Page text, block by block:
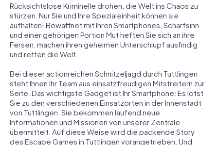
Rücksichtslose Kriminelle drohen, die Welt ins Chaos zu
stürzen. Nur Sie und Ihre Spezialeinheit können sie
aufhalten! Bewaffnet mit Ihren Smartphones, Scharfsinn
und einer gehörigen Portion Mut heften Sie sich an ihre
Fersen, machen ihren geheimen Unterschlupf ausfindig
und retten die Welt.
Bei dieser actionreichen Schnitzeljagd durch Tuttlingen
steht Ihnen Ihr Team aus einsatzfreudigen Mitstreitern zur
Seite. Das wichtigste Gadget ist Ihr Smartphone: Es lotst
Sie zu den verschiedenen Einsatzorten in der Innenstadt
von Tuttlingen. Sie bekommen laufend neue
Informationen und Missionen von unserer Zentrale
übermittelt. Auf diese Weise wird die packende Story
des Escape Games in Tuttlingen vorangetrieben. Und